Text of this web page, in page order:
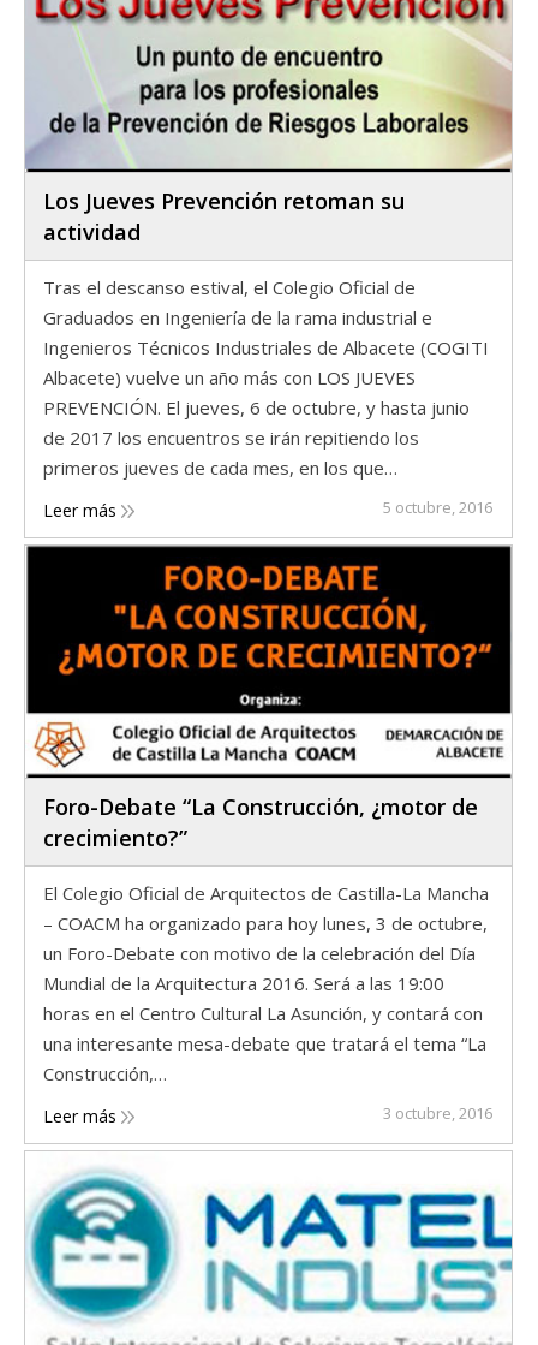
Los Jueves Prevención retoman su
actividad
Tras el descanso estival, el Colegio Oficial de
Graduados en Ingeniería de la rama industrial e
Ingenieros Técnicos Industriales de Albacete (COGITI
Albacete) vuelve un año más con LOS JUEVES
PREVENCIÓN. El jueves, 6 de octubre, y hasta junio
de 2017 los encuentros se irán repitiendo los
primeros jueves de cada mes, en los que…
Leer más 5 octubre, 2016
Foro-Debate “La Construcción, ¿motor de
crecimiento?”
El Colegio Oficial de Arquitectos de Castilla-La Mancha
– COACM ha organizado para hoy lunes, 3 de octubre,
un Foro-Debate con motivo de la celebración del Día
Mundial de la Arquitectura 2016. Será a las 19:00
horas en el Centro Cultural La Asunción, y contará con
una interesante mesa-debate que tratará el tema “La
Construcción,…
Leer más 3 octubre, 2016